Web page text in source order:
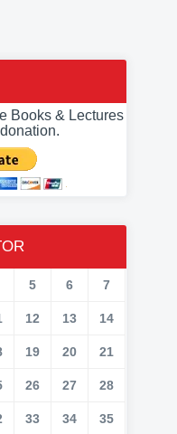
Books & Lectures
5 6 7
12 13 14
19 20 21
26 27 28
33 34 35